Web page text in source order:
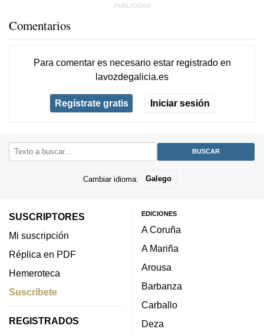
Comentarios
Para comentar es necesario estar registradoen
lavozdegalicia.es
Regístrate gratis Iniciar sesión
Cambiar idioma: Galego
SUSCRIPTORES
Mi suscripción
Réplica en PDF
Hemeroteca
Suscríbete
REGISTRADOS
EDICIONES
A Coruña
A Mariña
Arousa
Barbanza
Carballo
Deza